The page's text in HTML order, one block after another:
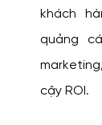
khách
quảng
cậy ROI.